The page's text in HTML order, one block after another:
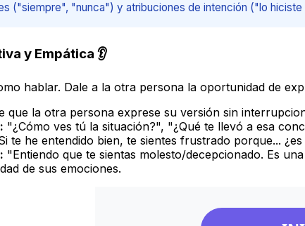
("siempre", "nunca") y atribuciones de intención ("lo
y Empática 👂
hablar. Dale a la otra persona la oportunidad de
que la otra persona exprese su versión sin
"¿Cómo ves tú la situación?", "¿Qué te llevó a esa
te he entendido bien, te sientes frustrado porque...
"Entiendo que te sientas molesto/decepcionado. Es
de sus emociones.